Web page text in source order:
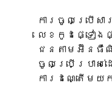
ការចូលប្រើស
លេខកូដផ្ទៀង
ជនតាមអ៊ីនធឺណិ
ចូលប្រើប្រាស់
ការដណ្តើម